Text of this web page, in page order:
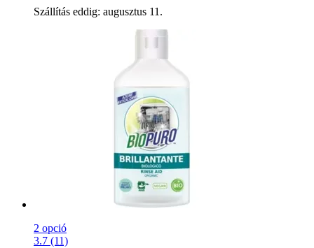
Szállítás eddig: augusztus 11.
2 opció
3.7 (11)